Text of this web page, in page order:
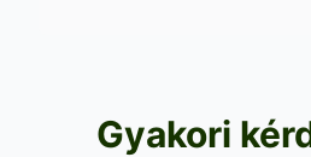
Gyakori